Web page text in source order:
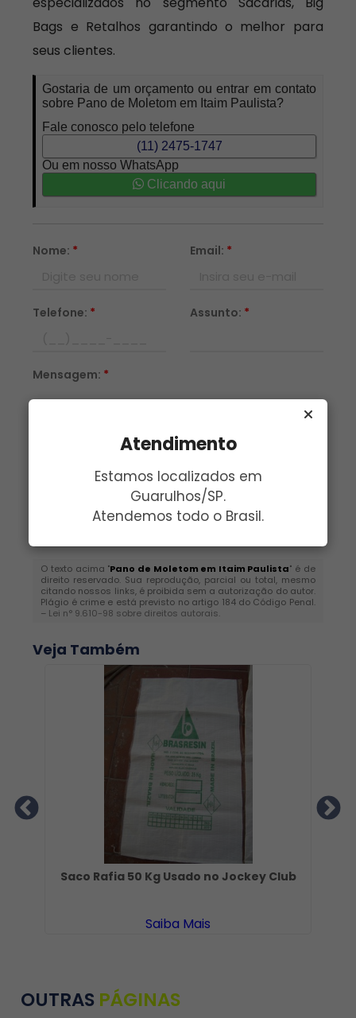
Atendimento
Estamos localizados em
Guarulhos/SP.
Atendemos todo o Brasil.
Bags e Retalhos garantindo o melhor para
seus clientes.
Gostaria de um orçamento ou entrar em contato
sobre Pano de Moletom em Itaim Paulista?
Fale conosco pelo telefone
(11) 2475-1747
Ou em nosso WhatsApp
Clicando aqui
Nome: * Email: *
Telefone: * Assunto: *
Mensagem: *
O texto acima "Pano de Moletom em Itaim Paulista" é de
direito reservado. Sua reprodução, parcial ou total, mesmo
citando nossos links, é proibida sem a autorização do autor.
Plágio é crime e está previsto no artigo 184 do Código Penal.
– Lei n° 9.610-98 sobre direitos autorais.
Veja Também
Saco Rafia 50 Kg Usado no Jockey Club
Saiba Mais
OUTRAS PÁGINAS